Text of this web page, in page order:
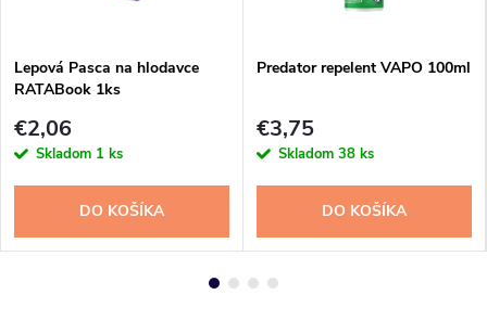
Lepová Pasca na hlodavce
RATABook 1ks
€2,06
Skladom 1 ks
DO KOŠÍKA
Predator repelent VAPO 100ml
€3,75
Skladom 38 ks
DO KOŠÍKA